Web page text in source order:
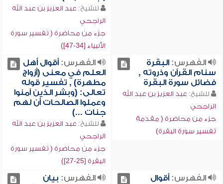
للشيخ: عبد العزيز بن عبد الله
الراجحي
جزء من محاضرة ( تفسير سورة
الأنبياء [34-47])
الفهرس:البقرة
سنام القرآن وذروته ,
فضائل سورة البقرة
للشيخ: عبد العزيز بن عبد الله
الراجحي
جزء من محاضرة ( مقدمة
تفسير سورة البقرة)
الفهرس:أقوال أهل
العلم في معنى (أزواج
مطهرة) , تفسير قوله
تعالى: (وبشر الذين آمنوا
وعملوا الصالحات أن لهم
جنات ...)
للشيخ: عبد العزيز بن عبد الله
الراجحي
جزء من محاضرة ( تفسير سورة
البقرة [25-27])
الفهرس:أقوال
الفهرس: بيان